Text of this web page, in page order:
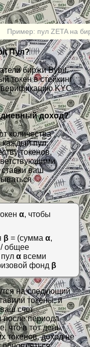
Пример: пул ZETA на
Пул?
биржи Bybit.
токен в стейкинг
KYC
доход?
количества
каждый пул,
токенов,
ваш
α, чтобы
β = (суммаα,
/ общее
пулα всеми
фонд β
на следующий
токены, и
счет
после периода
что в тот день,
токенов, доход не